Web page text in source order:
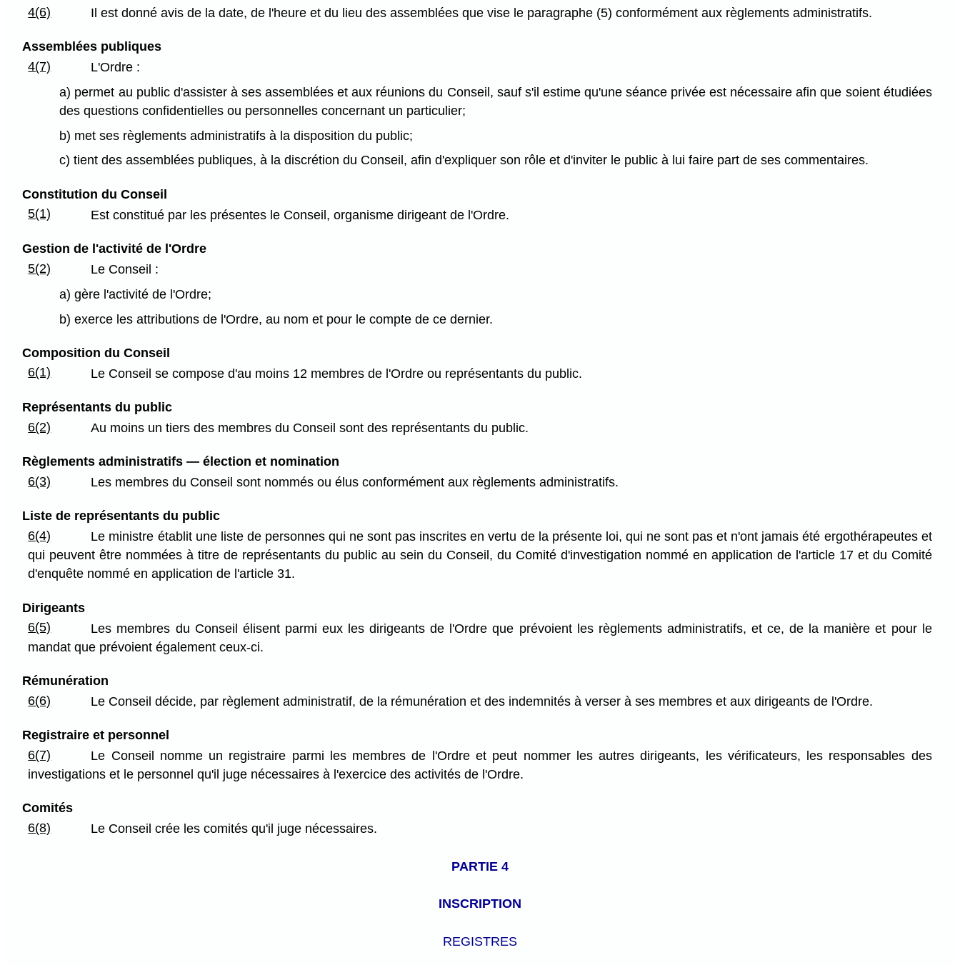
4(6)
Il est donné avis de la date, de l'heure et du lieu des assemblées que vise le paragraphe (5) conformément aux règlements administratifs.
Assemblées publiques
4(7)
L'Ordre :
a) permet au public d'assister à ses assemblées et aux réunions du Conseil, sauf s'il estime qu'une séance privée est nécessaire afin que soient étudiées
des questions confidentielles ou personnelles concernant un particulier;
b) met ses règlements administratifs à la disposition du public;
c) tient des assemblées publiques, à la discrétion du Conseil, afin d'expliquer son rôle et d'inviter le public à lui faire part de ses commentaires.
Constitution du Conseil
5(1)
Est constitué par les présentes le Conseil, organisme dirigeant de l'Ordre.
Gestion de l'activité de l'Ordre
5(2)
Le Conseil :
a) gère l'activité de l'Ordre;
b) exerce les attributions de l'Ordre, au nom et pour le compte de ce dernier.
Composition du Conseil
6(1)
Le Conseil se compose d'au moins 12 membres de l'Ordre ou représentants du public.
Représentants du public
6(2)
Au moins un tiers des membres du Conseil sont des représentants du public.
Règlements administratifs — élection et nomination
6(3)
Les membres du Conseil sont nommés ou élus conformément aux règlements administratifs.
Liste de représentants du public
6(4)
Le ministre établit une liste de personnes qui ne sont pas inscrites en vertu de la présente loi, qui ne sont pas et n'ont jamais été ergothérapeutes et
qui peuvent être nommées à titre de représentants du public au sein du Conseil, du Comité d'investigation nommé en application de l'article 17 et du Comité
d'enquête nommé en application de l'article 31.
Dirigeants
6(5)
Les membres du Conseil élisent parmi eux les dirigeants de l'Ordre que prévoient les règlements administratifs, et ce, de la manière et pour le
mandat que prévoient également ceux-ci.
Rémunération
6(6)
Le Conseil décide, par règlement administratif, de la rémunération et des indemnités à verser à ses membres et aux dirigeants de l'Ordre.
Registraire et personnel
6(7)
Le Conseil nomme un registraire parmi les membres de l'Ordre et peut nommer les autres dirigeants, les vérificateurs, les responsables des
investigations et le personnel qu'il juge nécessaires à l'exercice des activités de l'Ordre.
Comités
6(8)
Le Conseil crée les comités qu'il juge nécessaires.
PARTIE 4
INSCRIPTION
REGISTRES